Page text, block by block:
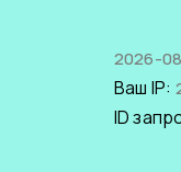
2026-
Ваш IP:
ID